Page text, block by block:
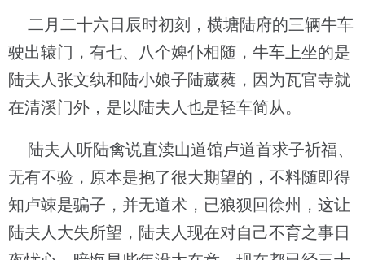
二月二十六日辰时初刻，横塘陆府的三辆牛车
驶出辕门，有七、八个婢仆相随，牛车上坐的是
陆夫人张文纨和陆小娘子陆葳蕤，因为瓦官寺就
在清溪门外，是以陆夫人也是轻车简从。
陆夫人听陆禽说直渎山道馆卢道首求子祈福、
无有不验，原本是抱了很大期望的，不料随即得
知卢竦是骗子，并无道术，已狼狈回徐州，这让
陆夫人大失所望，陆夫人现在对自己不育之事日